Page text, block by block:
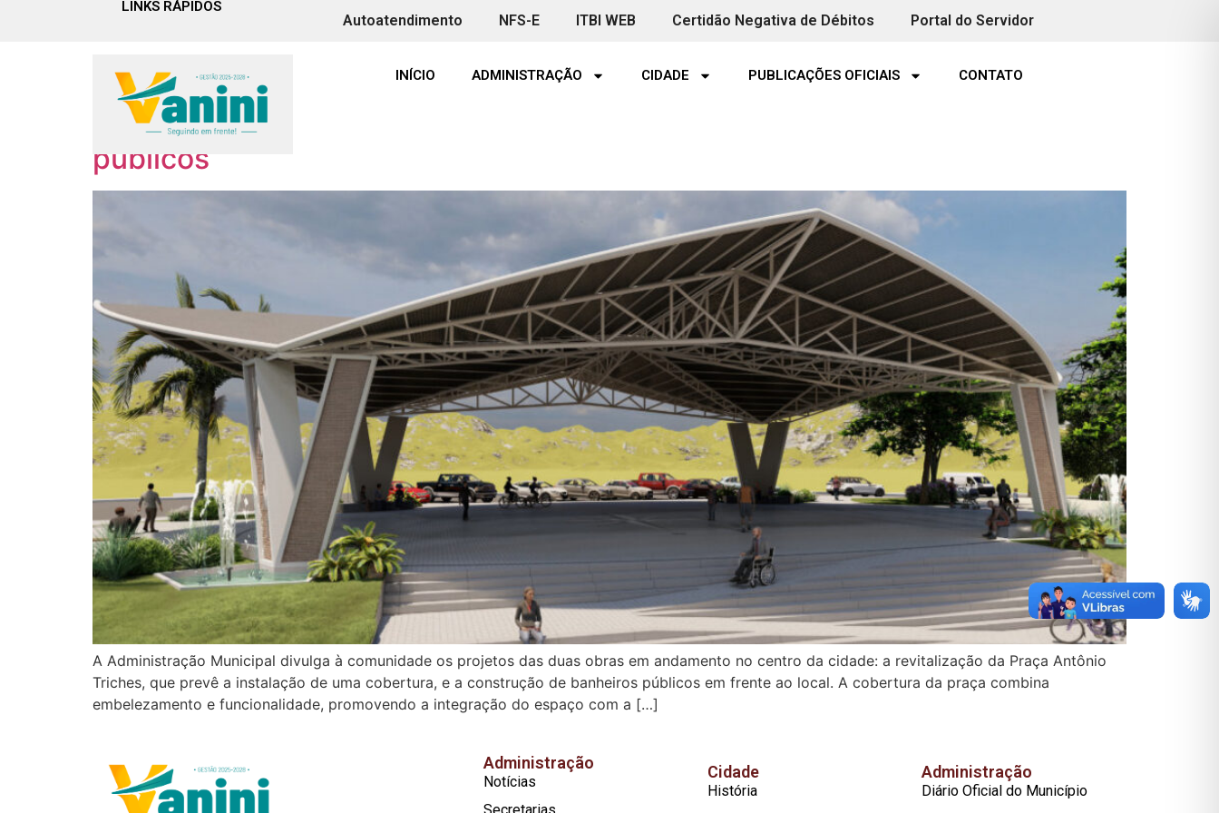
LINKS RÁPIDOS
Autoatendimento NFS-E ITBI WEB Certidão Negativa de Débitos Portal do Servidor
INÍCIO ADMINISTRAÇÃO CIDADE PUBLICAÇÕES OFICIAIS CONTATO
Tag: cobertura
Projetos das obras de cobertura da praça e construção dos banheiros
públicos
A Administração Municipal divulga à comunidade os projetos das duas obras em andamento no centro da cidade: a revitalização da Praça Antônio
Triches, que prevê a instalação de uma cobertura, e a construção de banheiros públicos em frente ao local. A cobertura da praça combina
embelezamento e funcionalidade, promovendo a integração do espaço com a […]
Administração
Notícias
Cidade
História
Administração
Diário Oficial do Município